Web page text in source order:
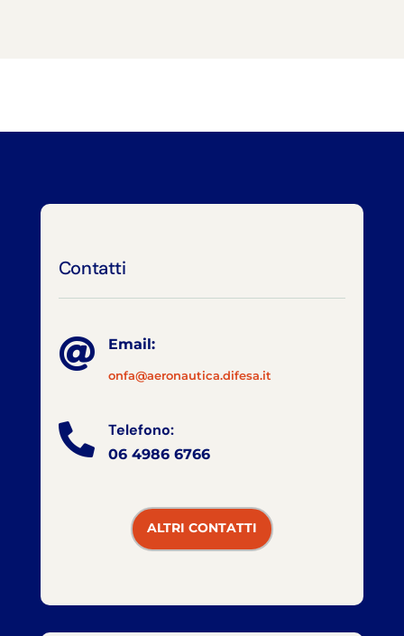
Contatti
 Email:
onfa@aeronautica.difesa.it
 Telefono:
06 4986 6766
ALTRI CONTATTI